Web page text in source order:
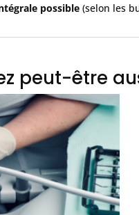
possible (selon les
peut-être